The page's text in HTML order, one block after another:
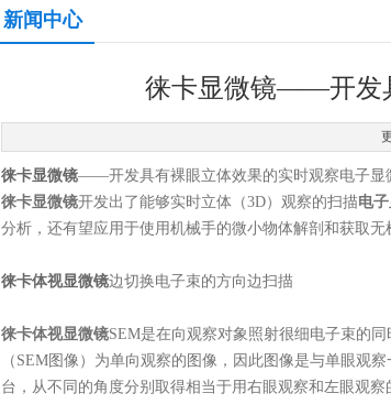
新闻中心
徕卡显微镜——开发
徕卡显微镜——开发具有裸眼立体效果的实时观察电子显
徕卡显微镜开发出了能够实时立体（3D）观察的扫描电
分析，还有望应用于使用机械手的微小物体解剖和获取无
徕卡体视显微镜边切换电子束的方向边扫描
徕卡体视显微镜SEM是在向观察对象照射很细电子束的
（SEM图像）为单向观察的图像，因此图像是与单眼观察
台，从不同的角度分别取得相当于用右眼观察和左眼观